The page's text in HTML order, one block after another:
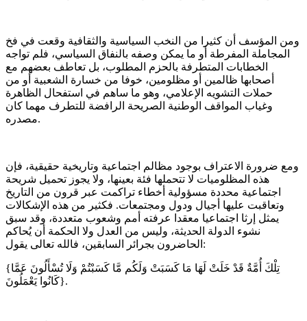
ومن المؤسف أن كثيرا من النخب السياسية والثقافية وقعت في فخ
المجاملة المفرطة أو ما يمكن وصفه بالنفاق السياسي، فلم تواجه
الخطابات المتطرفة بالحزم المطلوب، بل تعاطف بعضهم مع
أصحابها ظالمين أو مظلومين، خوفا من خسارة الشعبية أو من
حملات التشويه الإعلامي، وهو ما ساهم في استفحال الظاهرة
وغياب المواقف الوطنية الصريحة الرافضة للتطرف مهما كان
مصدره.
ومع ضرورة الاعتراف بوجود مظالم اجتماعية وتاريخية حقيقية، فإن
هذه المظلوميات لا تتحملها فئة بعينها، ولا يجوز تحميل شريحة
اجتماعية محددة مسؤولية أخطاء تراكمت عبر قرون من التاريخ
وتعاقبت عليها أجيال ودول ومجتمعات. فكثير من هذه الإشكالات
يمثل إرثا اجتماعيا معقدا عرفته أمم وشعوب متعددة، وقد سبق
نشوء الدولة الحديثة، وليس من العدل ولا الحكمة أن يُحاكم
الحاضرون بجرائر السابقين، فالله تعالى يقول:
{تِلْكَ أُمَّةٌ قَدْ خَلَتْ لَهَا مَا كَسَبَتْ وَلَكُم مَّا كَسَبْتُمْ وَلَا تُسْأَلُونَ عَمَّا
كَانُوا يَعْمَلُونَ}.